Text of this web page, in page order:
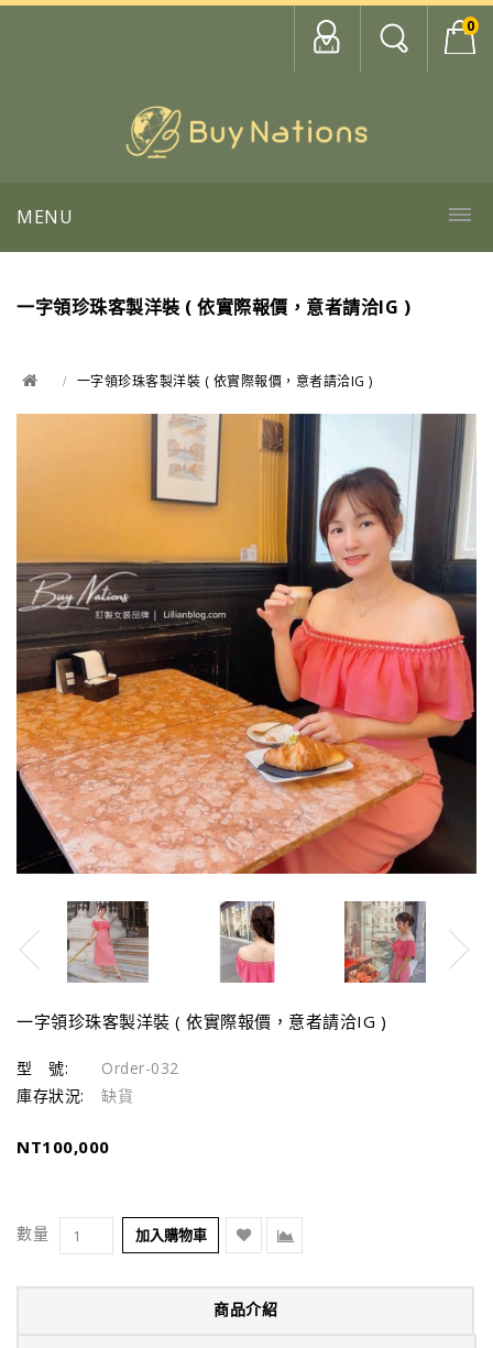
0
MENU
一字領珍珠客製洋裝 ( 依實際報價，意者請洽IG )
一字領珍珠客製洋裝 ( 依實際報價，意者請洽IG )
一字領珍珠客製洋裝 ( 依實際報價，意者請洽IG )
型 號:
Order-032
庫存狀況:
缺貨
NT100,000
數量 加入購物車
商品介紹